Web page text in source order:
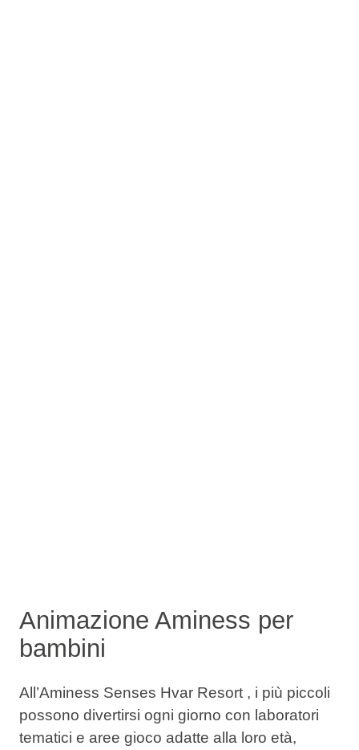
Animazione Aminess per
bambini
All’Aminess Senses Hvar Resort , i più piccoli
possono divertirsi ogni giorno con laboratori
tematici e aree gioco adatte alla loro età,